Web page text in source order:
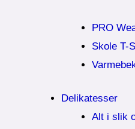
PRO
Skole T-
Delikatesser
Alt i slik